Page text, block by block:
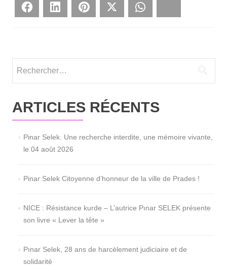
Face­bookLin­ke­dIn Pin­te­rest Twit­ter
ARTICLES RÉCENTS
Pinar Selek. Une recherche interdite, une mémoire vivante,
le 04 août 2026
Pinar Selek Citoyenne d’honneur de la ville de Prades !
NICE : Résistance kurde – L’autrice Pınar SELEK présente
son livre « Lever la tête »
Pınar Selek, 28 ans de harcèlement judiciaire et de
solidarité